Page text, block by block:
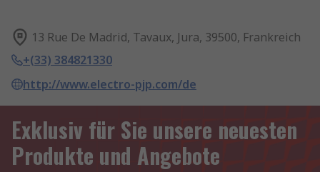
13 Rue De Madrid, Tavaux, Jura, 39500, Frankreich
+(33) 384821330
http://www.electro-pjp.com/de
Exklusiv für Sie unsere neuesten
Produkte und Angebote